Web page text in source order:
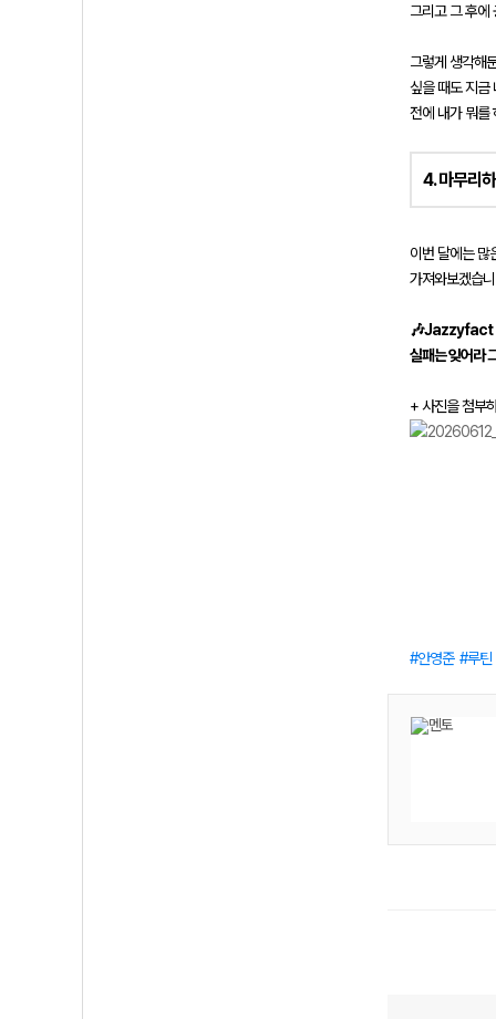
그리고 그 후
그렇게 생각해
싶을 때도 지금
전에 내가 뭐를
4. 마무리
이번 달에는 많
가져와보겠습
🎶Jazzyfact -
실패는 잊어라
+ 사진을 첨부
안영준 루틴